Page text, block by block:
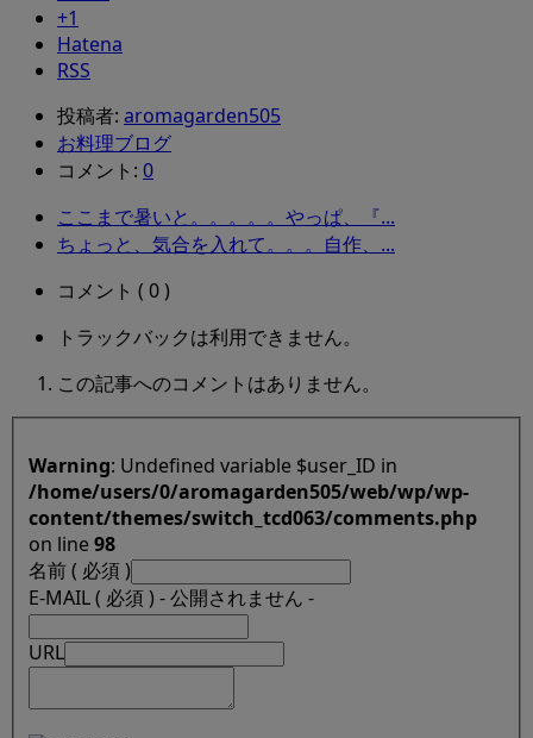
+1
Hatena
RSS
投稿者: aromagarden505
お料理ブログ
コメント: 0
ここまで暑いと。。。。。やっぱ、『...
ちょっと、気合を入れて。。。自作、...
コメント ( 0 )
トラックバックは利用できません。
この記事へのコメントはありません。
Warning : Undefined variable $user_ID in
/home/users/0/aromagarden505/web/wp/wp-
content/themes/switch_tcd063/comments.php
on line98
名前 ( 必須 )
E-MAIL ( 必須 ) - 公開されません -
URL